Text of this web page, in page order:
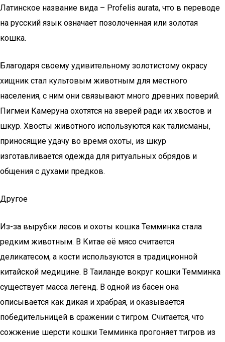
Латинское название вида – Profelis aurata, что в переводе
на русский язык означает позолоченная или золотая
кошка.
Благодаря своему удивительному золотистому окрасу
хищник стал культовым животным для местного
населения, с ним они связывают много древних поверий.
Пигмеи Камеруна охотятся на зверей ради их хвостов и
шкур. Хвосты животного используются как талисманы,
приносящие удачу во время охоты, из шкур
изготавливается одежда для ритуальных обрядов и
общения с духами предков.
Другое
Из-за вырубки лесов и охоты кошка Темминка стала
редким животным. В Китае её мясо считается
деликатесом, а кости используются в традиционной
китайской медицине. В Таиланде вокруг кошки Темминка
существует масса легенд. В одной из басен она
описывается как дикая и храбрая, и оказывается
победительницей в сражении с тигром. Считается, что
сожжение шерсти кошки Темминка прогоняет тигров из